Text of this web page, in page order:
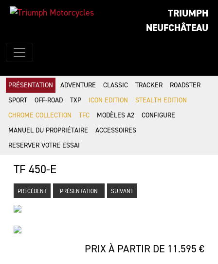
TRIUMPH
NEUFCHÂTEAU
PRÉSENTATION ADVENTURE CLASSIC TRACKER
ROADSTER
SPORT
OFF-ROAD TXP ICON EDITION
STEALTH EDITION
CHROME COLLECTION
TFC MODÈLES A2
CONFIGURE
MANUEL DU PROPRIÉTAIRE
ACCESSOIRES
RESERVER VOTRE ESSAI
TF 450-E
PRÉCÉDENT PRÉSENTATION SUIVANT
PRIX À PARTIR DE 11.595 €